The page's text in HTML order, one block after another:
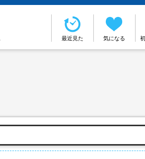
最近見た 気になる